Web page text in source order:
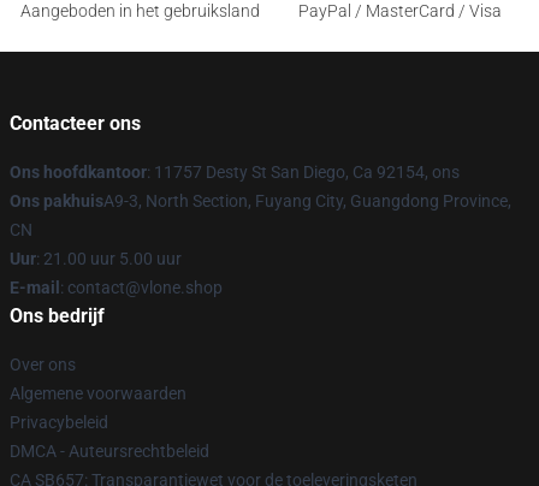
Aangeboden in het gebruiksland
PayPal / MasterCard / Visa
Contacteer ons
Ons hoofdkantoor: 11757 Desty St San Diego, Ca 92154, ons
Ons pakhuisA9-3, North Section, Fuyang City, Guangdong Province,
CN
Uur: 21.00 uur 5.00 uur
E-mail : contact@vlone.shop
Ons bedrijf
Over ons
Algemene voorwaarden
Privacybeleid
DMCA - Auteursrechtbeleid
CA SB657: Transparantiewet voor de toeleveringsketen